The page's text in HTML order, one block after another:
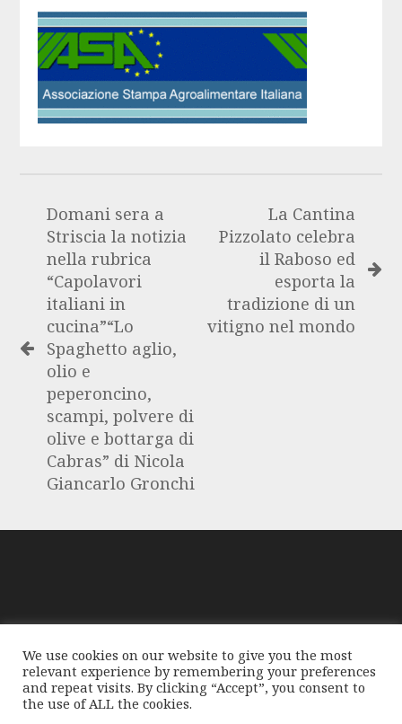
Domani sera a
Striscia la notizia
nella rubrica
“Capolavori
italiani in
cucina”“Lo
Spaghetto aglio,
olio e
peperoncino,
scampi, polvere di
olive e bottarga di
Cabras” di Nicola
Giancarlo Gronchi
La Cantina
Pizzolato celebra
il Raboso ed
esporta la
tradizione di un
vitigno nel mondo
GloablMediaNews, prima di pubblicare foto o testi,
compie tutte le opportune verifiche al fine di accertarne il
libero regime di circolazione e non violare i diritti
d'autore o altri diritti esclusivi di terzi. Per segnalare
We use cookies on our website to give you the most
relevant experience by remembering your preferences
and repeat visits. By clicking “Accept”, you consent to
the use of ALL the cookies.